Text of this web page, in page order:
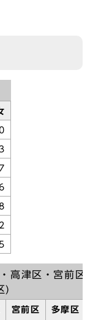
高津区・宮前区
)
宮前区 多摩区